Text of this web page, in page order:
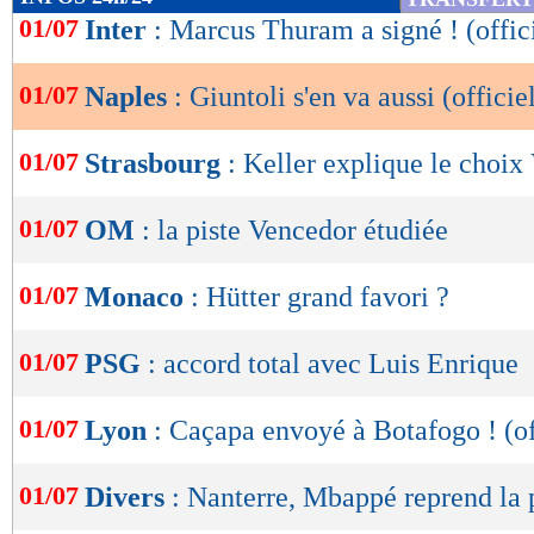
de
OK
01/07 Inter : Marcus Thuram a signé !
01/07 Naples : Giuntoli s'en va aussi
01/07 Strasbourg : Keller explique le choix
01/07 OM : la piste Vencedor étudiée
01/07 Monaco : Hütter grand favori ?
01/07 PSG : accord total avec Luis Enrique
01/07 Lyon : Caçapa envoyé à Botafogo !
01/07 Divers : Nanterre, Mbappé reprend la